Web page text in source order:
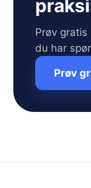
Prøv
du har
Prøv